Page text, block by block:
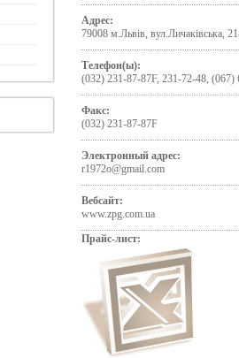
Адрес:
79008 м.Львів, вул.Личаківська,
Телефон(ы):
(032) 231-87-87F, 231-72-48, (067)
Факс:
(032) 231-87-87F
Электронный адрес:
r1972o@gmail.com
Вебсайт:
www.zpg.com.ua
Прайс-лист: